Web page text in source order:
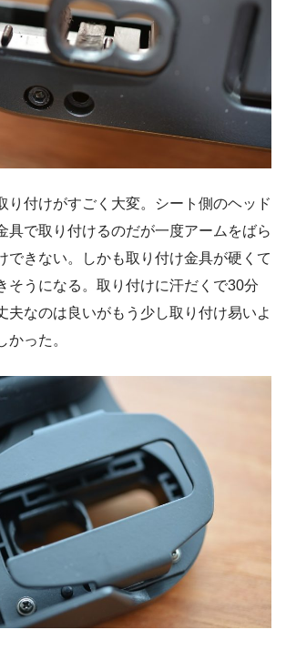
り付けがすごく大変。シート側のヘッド
具で取り付けるのだが一度アームをばら
できない。しかも取り付け金具が硬くて
そうになる。取り付けに汗だくで30分
夫なのは良いがもう少し取り付け易いよ
かった。